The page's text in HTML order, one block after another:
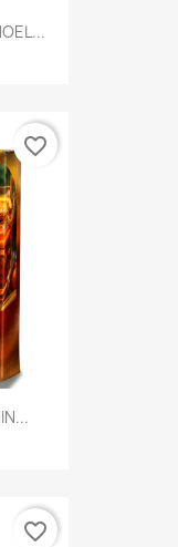
favorite_border
favorite_border